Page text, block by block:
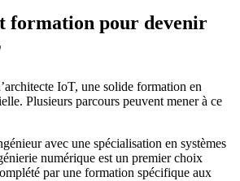
formation pour devenir
IoT, une solide formation en
Plusieurs parcours peuvent mener à ce
avec une spécialisation en systèmes
numérique est un premier choix
par une formation spécifique aux